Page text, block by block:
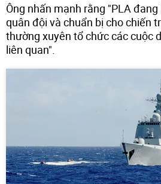
Ông nhấn mạnh rằng "PLA
quân đội và chuẩn bị cho chiến
thường xuyên tổ chức các cuộc
liên quan".